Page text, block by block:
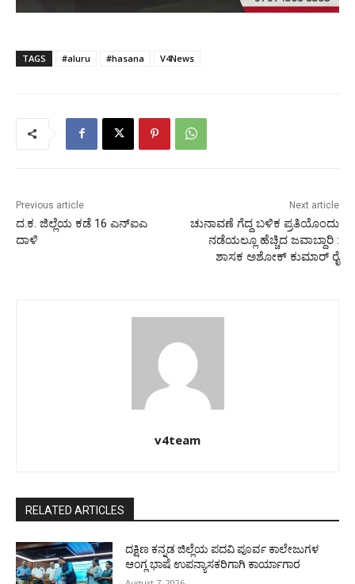
TAGS #aluru #hasana V4News
Previous article
ದ.ಕ. ಜಿಲ್ಲೆಯ ಕಡೆ 16 ಎನ್‍ಐಎ
ದಾಳಿ
Next article
ಚುನಾವಣೆ ಗೆದ್ದ ಬಳಿಕ ಪ್ರತಿಯೊಂದು
ನಡೆಯಲ್ಲೂ ಹೆಚ್ಚಿದ ಜವಾಬ್ದಾರಿ :
ಶಾಸಕ ಅಶೋಕ್ ಕುಮಾರ್ ರೈ
v4team
RELATED ARTICLES
ದಕ್ಷಿಣ ಕನ್ನಡ ಜಿಲ್ಲೆಯ ಪದವಿ ಪೂರ್ವ ಕಾಲೇಜುಗಳ
ಆಂಗ್ಲ ಭಾಷೆ ಉಪನ್ಯಾಸಕರಿಗಾಗಿ ಕಾರ್ಯಾಗಾರ